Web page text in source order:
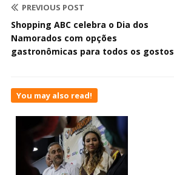
PREVIOUS POST
Shopping ABC celebra o Dia dos
Namorados com opções
gastronômicas para todos os gostos
You may also read!